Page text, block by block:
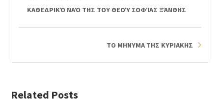
ΚΑΘΕΔΡΙΚΌ ΝΑΌ ΤΗΣ ΤΟΥ ΘΕΟΎ ΣΟΦΊΑΣ ΞΆΝΘΗΣ
ΤΟ ΜΗΝΥΜΑ ΤΗΣ ΚΥΡΙΑΚΗΣ
Related Posts